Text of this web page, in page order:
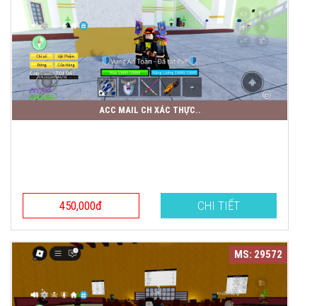
ACC MAIL CH XÁC THỰC..
450,000đ CHI TIẾT
MS: 29572